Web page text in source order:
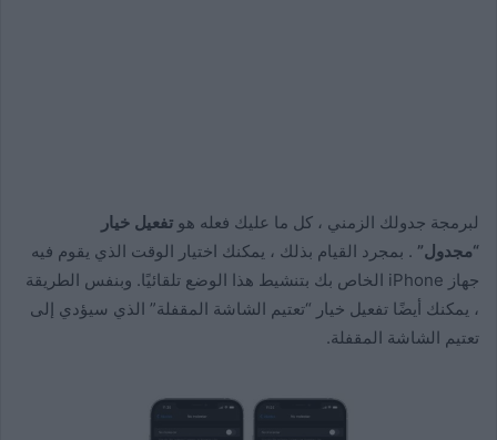
لبرمجة جدولك الزمني ، كل ما عليك فعله هو تفعيل خيار
“مجدول” . بمجرد القيام بذلك ، يمكنك اختيار الوقت الذي يقوم فيه
جهاز iPhone الخاص بك بتنشيط هذا الوضع تلقائيًا. وبنفس الطريقة
، يمكنك أيضًا تفعيل خيار “تعتيم الشاشة المقفلة” الذي سيؤدي إلى
تعتيم الشاشة المقفلة.